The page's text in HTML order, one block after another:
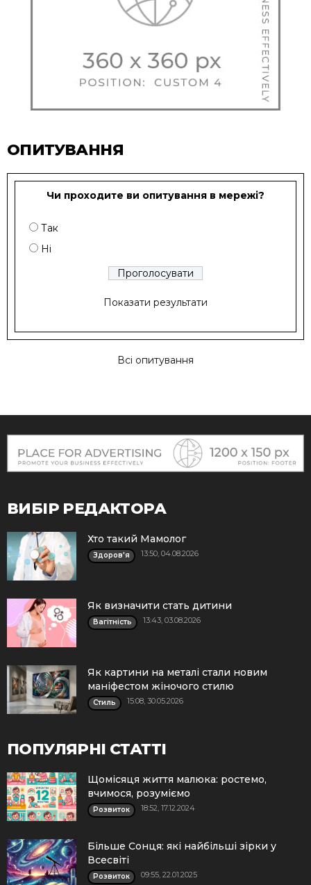
ОПИТУВАННЯ
Чи проходите ви опитування в мережі?
Так
Ні
Показати результати
Всі опитування
ВИБІР РЕДАКТОРА
Хто такий Мамолог
Здоров'я 13:50, 04.08.2026
Як визначити стать дитини
Вагітність 13:43, 03.08.2026
Як картини на металі стали новим
маніфестом жіночого стилю
Стиль 15:08, 30.05.2026
ПОПУЛЯРНІ СТАТТІ
Щомісяця життя малюка: ростемо,
вчимося, розуміємо
Розвиток 18:52, 17.12.2024
Більше Сонця: які найбільші зірки у
Всесвіті
Розвиток 09:55, 22.01.2025